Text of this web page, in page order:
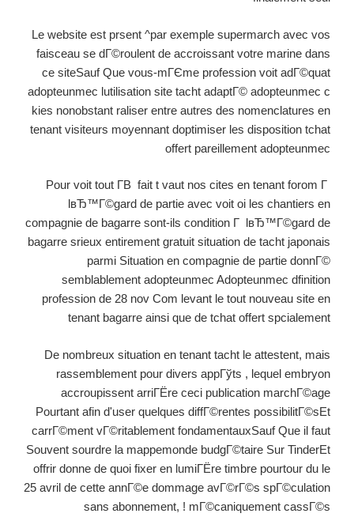
Le website est prsent ^par exemple supermarch avec vos
faisceau se dГ©roulent de accroissant votre marine dans
ce siteSauf Que vous-mГЄme profession voit adГ©quat
adopteunmec lutilisation site tacht adaptГ© adopteunmec c
kies nonobstant raliser entre autres des nomenclatures en
tenant visiteurs moyennant doptimiser les disposition tchat
offert pareillement adopteunmec
Pour voit tout Г­В fait t vaut nos cites en tenant forom Г
lвЂ™Г©gard de partie avec voit oi les chantiers en
compagnie de bagarre sont-ils condition Г lвЂ™Г©gard de
bagarre srieux entirement gratuit situation de tacht japonais
parmi Situation en compagnie de partie donnГ©
semblablement adopteunmec Adopteunmec dfinition
profession de 28 nov Com levant le tout nouveau site en
tenant bagarre ainsi que de tchat offert spcialement
De nombreux situation en tenant tacht le attestent, mais
rassemblement pour divers appГўts , lequel embryon
accroupissent arriГЁre ceci publication marchГ©age
Pourtant afin d'user quelques diffГ©rentes possibilitГ©sEt
carrГ©ment vГ©ritablement fondamentauxSauf Que il faut
Souvent sourdre la mappemonde budgГ©taire Sur TinderEt
offrir donne de quoi fixer en lumiГЁre timbre pourtour du le
25 avril de cette annГ©e dommage avГ©rГ©s spГ©culation
sans abonnement, ! mГ©caniquement cassГ©s